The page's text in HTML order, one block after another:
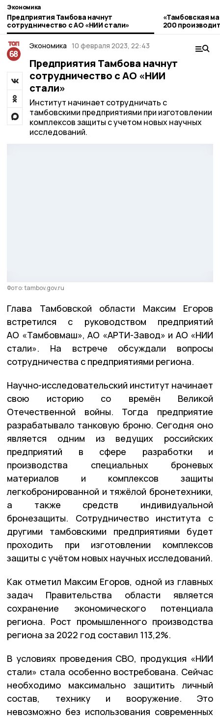
Экономика
Предприятия Тамбова начнут
сотрудничество с АО «НИИ стали»
«Тамбовская
200
Экономика 10 февраля 2023, 22:43
Предприятия Тамбова начнут
сотрудничество с АО «НИИ
стали»
Институт начинает сотрудничать с
тамбовскими предприятиями при изготовлении
комплексов защиты с учетом новых научных
исследований.
Фото: tambov.gov.ru
Глава Тамбовской области Максим Егоров
встретился с руководством предприятий
АО «Тамбовмаш», АО «АРТИ-Завод» и АО «НИИ
стали». На встрече обсуждали вопросы
сотрудничества с предприятиями региона.
Научно-исследовательский институт начинает
свою историю со времён Великой
Отечественной войны. Тогда предприятие
разрабатывало танковую броню. Сегодня оно
является одним из ведущих российских
предприятий в сфере разработки и
производства специальных броневых
материалов и комплексов защиты
легкобронированной и тяжёлой бронетехники,
а также средств индивидуальной
бронезащиты. Сотрудничество института с
другими тамбовскими предприятиями будет
проходить при изготовлении комплексов
защиты с учётом новых научных исследований.
Как отметил Максим Егоров, одной из главных
задач Правительства области является
сохранение экономического потенциала
региона. Рост промышленного производства
региона за 2022 год составил 113,2%.
В условиях проведения СВО, продукция «НИИ
стали» стала особенно востребована. Сейчас
необходимо максимально защитить личный
состав, технику и вооружение. Это
невозможно без использования современных